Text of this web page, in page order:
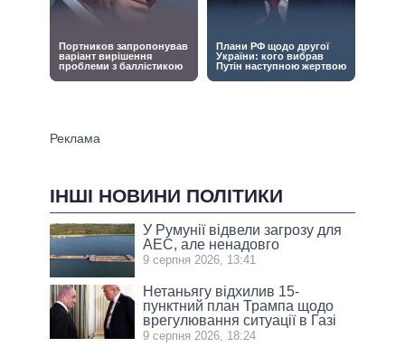
ІНШІ НОВИНИ ПОЛІТИКИ
У Румунії відвели загрозу для
АЕС, але ненадовго
9 серпня 2026, 13:41
Нетаньягу відхилив 15-
пунктний план Трампа щодо
врегулювання ситуації в Газі
9 серпня 2026, 18:24